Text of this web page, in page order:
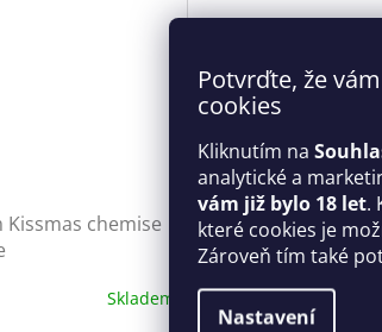
Potvrďte, že
cookies
Kliknutím na
analytické a
vám již bylo 18 let.
které cookies je
Zároveň tím také
Nastavení
chemise
Skladem
Vánoční kostým
Obsessive